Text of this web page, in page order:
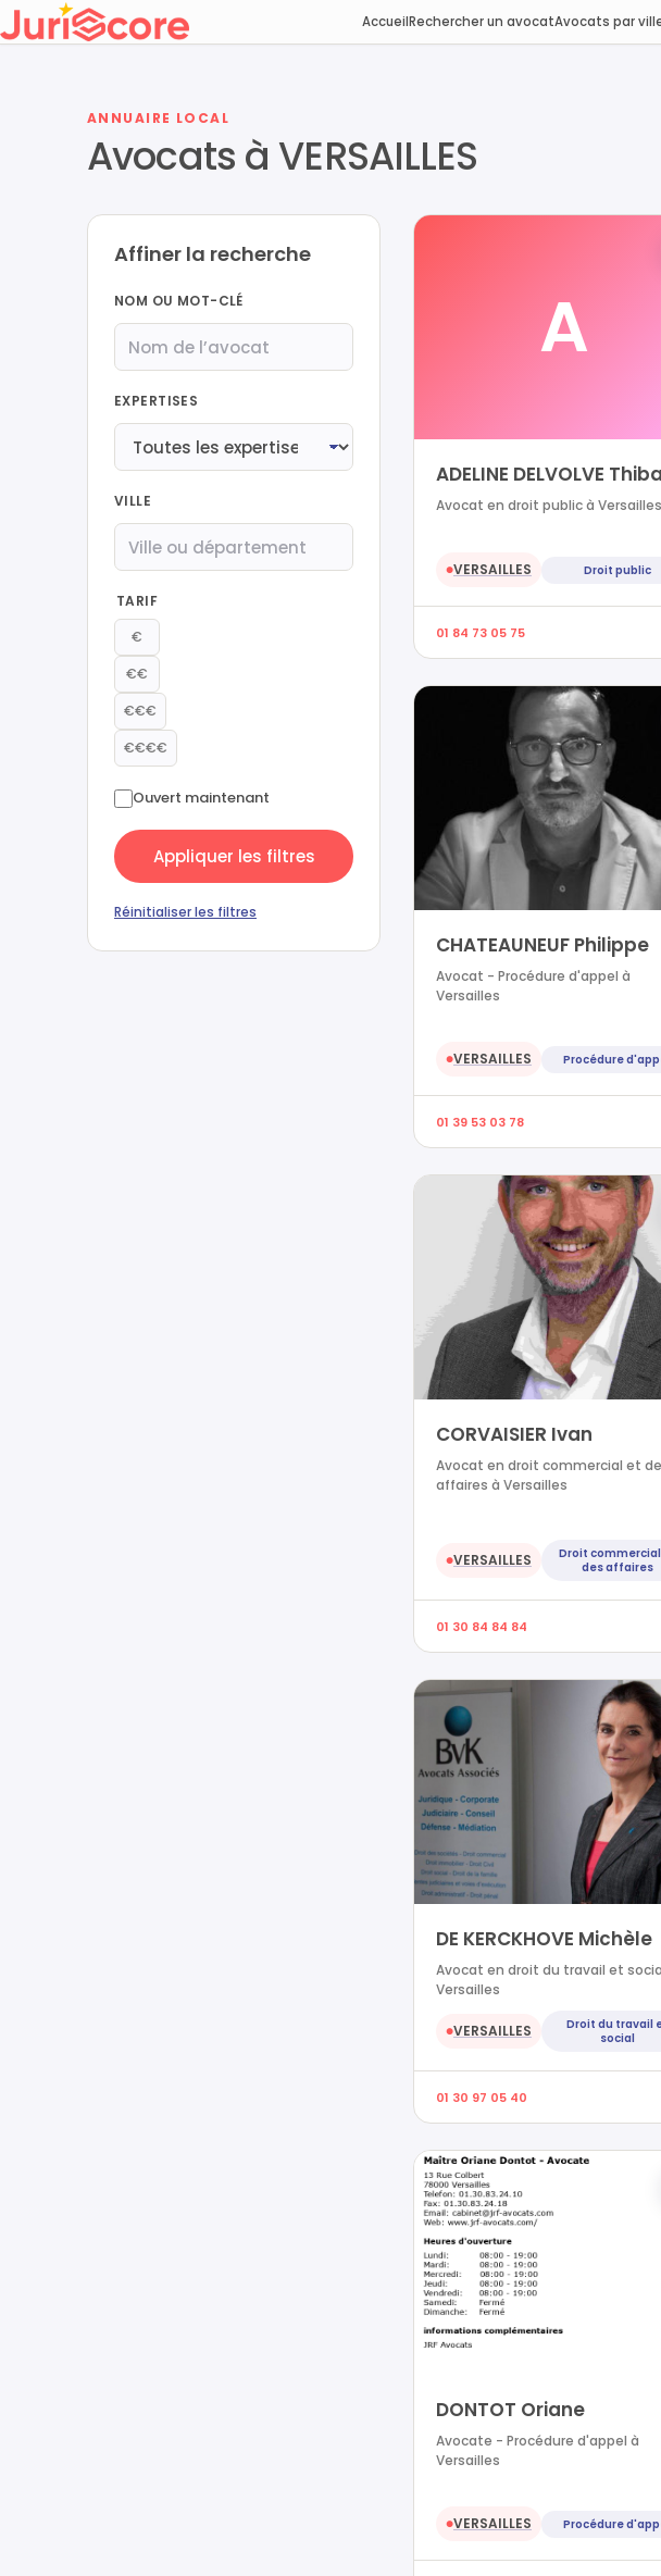
AccueilRechercher un avocatAvocats par
ANNUAIRE LOCAL
Avocats à VERSAILLES
Affiner la recherche
NOM OU MOT-CLÉ
EXPERTISES
VILLE
TARIF
€
€€
€€€
€€€€
Ouvert maintenant
Appliquer les filtres
Réinitialiser les filtres
A
ADELINE DELVOLVE
Avocat en droit public à Versailles
●VERSAILLES Droit public
01 84 73 05 75
CHATEAUNEUF Philippe
Avocat - Procédure d'appel à
Versailles
●VERSAILLES Procédure
01 39 53 03 78
CORVAISIER Ivan
Avocat en droit commercial et
affaires à Versailles
●VERSAILLES
Droit
des affaires
01 30 84 84 84
DE KERCKHOVE Michèle
Avocat en droit du travail et
Versailles
●VERSAILLES
Droit du travail
social
01 30 97 05 40
DONTOT Oriane
Avocate - Procédure d'appel à
Versailles
●VERSAILLES Procédure